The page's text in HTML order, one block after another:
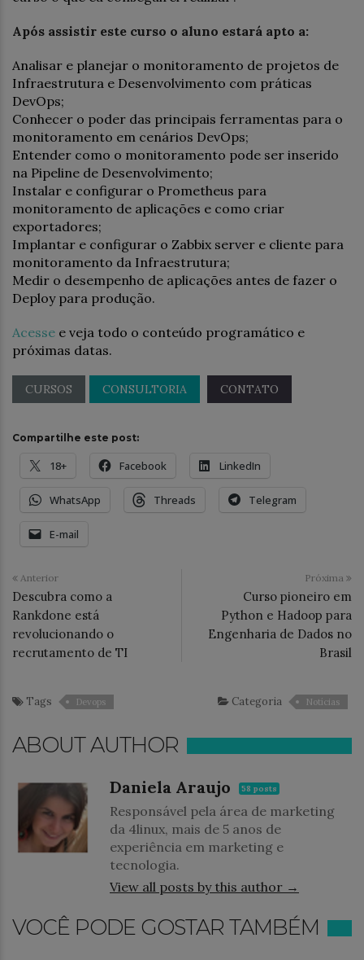
Após assistir este curso o aluno estará apto a:
Analisar e planejar o monitoramento de projetos de
Infraestrutura e Desenvolvimento com práticas
DevOps;
Conhecer o poder das principais ferramentas para o
monitoramento em cenários DevOps;
Entender como o monitoramento pode ser inserido
na Pipeline de Desenvolvimento;
Instalar e configurar o Prometheus para
monitoramento de aplicações e como criar
exportadores;
Implantar e configurar o Zabbix server e cliente para
monitoramento da Infraestrutura;
Medir o desempenho de aplicações antes de fazer o
Deploy para produção.
Acesse e veja todo o conteúdo programático e
próximas datas.
CURSOS CONSULTORIA CONTATO
Compartilhe este post:
18+ Facebook LinkedIn
WhatsApp Threads Telegram
E-mail
Anterior
Descubra como a
Rankdone está
revolucionando o
recrutamento de TI
Próxima
Curso pioneiro em
Python e Hadoop para
Engenharia de Dados no
Brasil
Tags Devops Categoria Notícias
ABOUT AUTHOR
Daniela Araujo 58 posts
Responsável pela área de marketing
da 4linux, mais de 5 anos de
experiência em marketing e
tecnologia.
View all posts by this author →
VOCÊ PODE GOSTAR TAMBÉM